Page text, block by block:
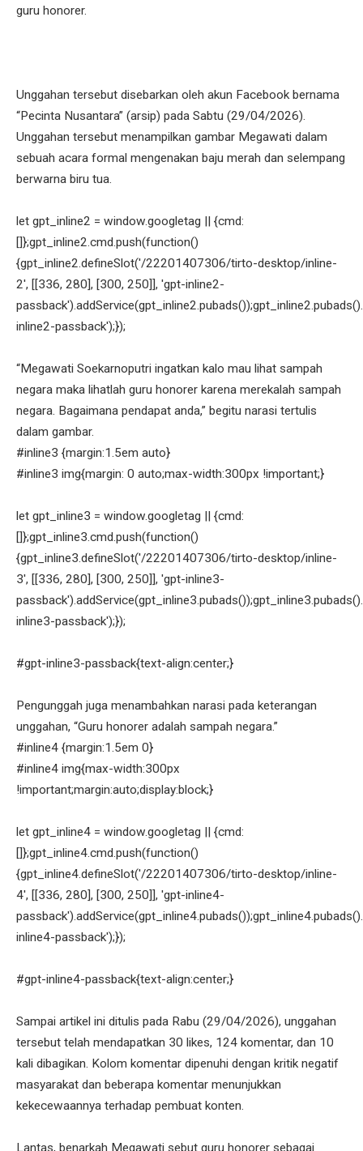
guru honorer.
Unggahan tersebut disebarkan oleh akun Facebook bernama
“Pecinta Nusantara” (arsip) pada Sabtu (29/04/2026).
Unggahan tersebut menampilkan gambar Megawati dalam
sebuah acara formal mengenakan baju merah dan selempang
berwarna biru tua.
let gpt_inline2 = window.googletag || {cmd:
[]};gpt_inline2.cmd.push(function()
{gpt_inline2.defineSlot('/22201407306/tirto-desktop/inline-
2', [[336, 280], [300, 250]], 'gpt-inline2-
inline2-passback');});
“Megawati Soekarnoputri ingatkan kalo mau lihat sampah
negara maka lihatlah guru honorer karena merekalah sampah
negara. Bagaimana pendapat anda,” begitu narasi tertulis
dalam gambar.
#inline3 {margin:1.5em auto}
#inline3 img{margin: 0 auto;max-width:300px !important;}
let gpt_inline3 = window.googletag || {cmd:
[]};gpt_inline3.cmd.push(function()
{gpt_inline3.defineSlot('/22201407306/tirto-desktop/inline-
3', [[336, 280], [300, 250]], 'gpt-inline3-
inline3-passback');});
#gpt-inline3-passback{text-align:center;}
Pengunggah juga menambahkan narasi pada keterangan
unggahan, “Guru honorer adalah sampah negara.”
#inline4 {margin:1.5em 0}
#inline4 img{max-width:300px
!important;margin:auto;display:block;}
let gpt_inline4 = window.googletag || {cmd:
[]};gpt_inline4.cmd.push(function()
{gpt_inline4.defineSlot('/22201407306/tirto-desktop/inline-
4', [[336, 280], [300, 250]], 'gpt-inline4-
inline4-passback');});
#gpt-inline4-passback{text-align:center;}
Sampai artikel ini ditulis pada Rabu (29/04/2026), unggahan
tersebut telah mendapatkan 30 likes, 124 komentar, dan 10
kali dibagikan. Kolom komentar dipenuhi dengan kritik negatif
masyarakat dan beberapa komentar menunjukkan
kekecewaannya terhadap pembuat konten.